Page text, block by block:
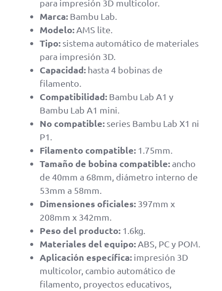
para impresión 3D multicolor.
Marca: Bambu Lab.
Modelo: AMS lite.
Tipo: sistema automático de materiales
para impresión 3D.
Capacidad: hasta 4 bobinas de
filamento.
Compatibilidad: Bambu Lab A1 y
Bambu Lab A1 mini.
No compatible: series Bambu Lab X1 ni
P1.
Filamento compatible: 1.75mm.
Tamaño de bobina compatible:ancho
de 40mm a 68mm, diámetro interno de
53mm a 58mm.
Dimensiones oficiales: 397mm x
208mm x 342mm.
Peso del producto: 1.6kg.
Materiales del equipo: ABS, PC y POM.
Aplicación específica: impresión 3D
multicolor, cambio automático de
filamento, proyectos educativos,